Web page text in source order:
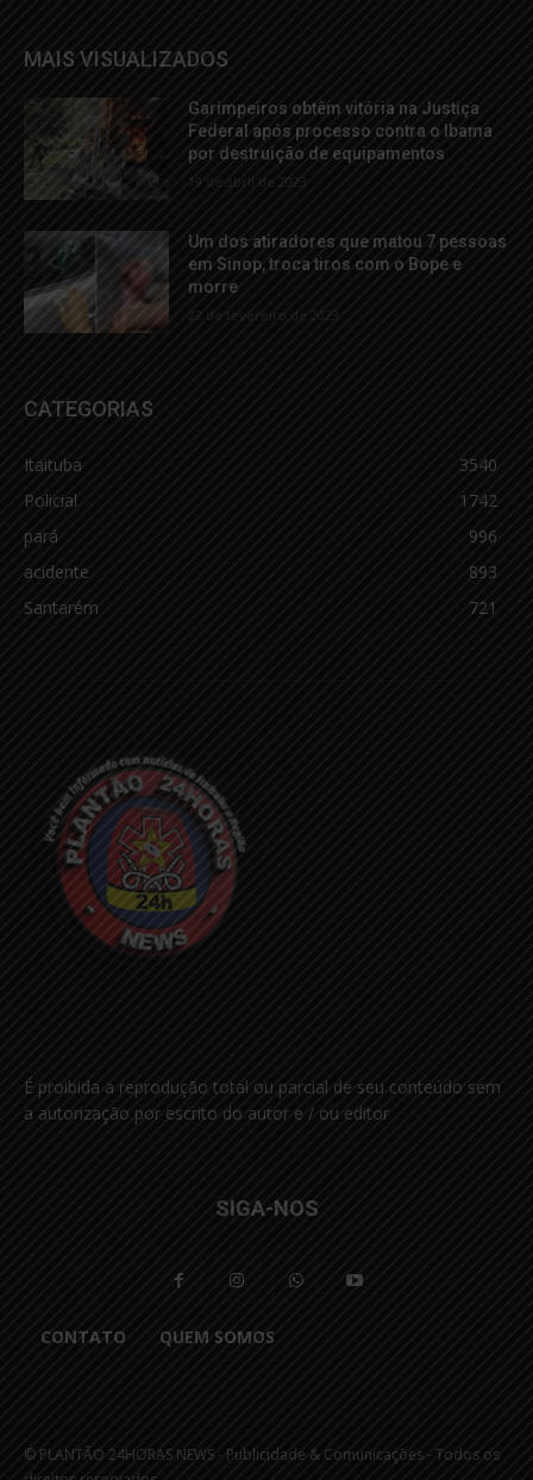
MAIS VISUALIZADOS
Garimpeiros obtêm vitória na Justiça
Federal após processo contra o Ibama
por destruição de equipamentos
19 de abril de 2023
Um dos atiradores que matou 7 pessoas
em Sinop, troca tiros com o Bope e
morre
22 de fevereiro de 2023
CATEGORIAS
Itaituba
3540
Policial
1742
pará
996
acidente
893
Santarém
721
É proibida a reprodução total ou parcial de seu conteúdo sem
a autorização por escrito do autor e / ou editor
SIGA-NOS
CONTATO QUEM SOMOS
© PLANTÃO 24HORAS NEWS - Publicidade & Comunicações - Todos os